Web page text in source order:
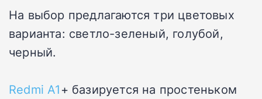
На выбор предлагаются три цветовых
варианта: светло-зеленый, голубой,
черный.
Redmi A1+ базируется на простеньком